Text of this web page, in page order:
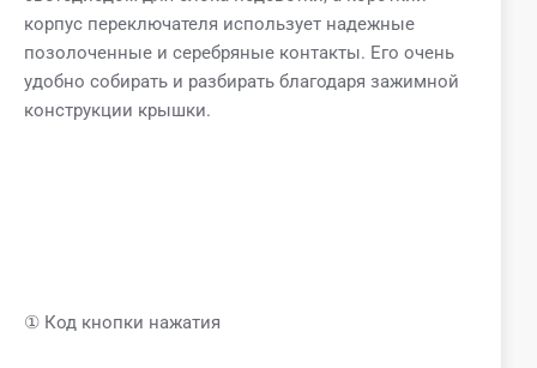
корпус переключателя использует надежные
позолоченные и серебряные контакты. Его очень
удобно собирать и разбирать благодаря зажимной
конструкции крышки.
① Код кнопки нажатия